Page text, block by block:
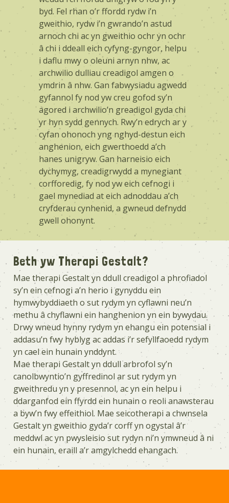
byd. Fel rhan o’r ffordd rydw i’n
gweithio, rydw i’n gwrando’n astud
arnoch chi ac yn gweithio ochr yn ochr
â chi i ddeall eich cyfyng-gyngor, helpu
i daflu mwy o oleuni arnyn nhw, ac
archwilio dulliau creadigol amgen o
ymdrin â nhw. Gan fabwysiadu agwedd
gyfannol fy nod yw creu gofod sy’n
agored i archwilio’n greadigol gyda chi
yr hyn sydd gennych. Rwy’n edrych ar y
cyfan ohonoch yng nghyd-destun eich
anghenion, eich gwerthoedd a’ch
hanes unigryw. Gan harneisio eich
dychymyg, creadigrwydd a mynegiant
corfforedig, fy nod yw eich cefnogi i
gael mynediad at eich adnoddau a’ch
cryfderau cynhenid, a gwneud defnydd
gwell ohonynt.
Beth yw Therapi Gestalt?
Mae therapi Gestalt yn ddull creadigol a phrofiadol
sy’n ein cefnogi a’n herio i gynyddu ein
hymwybyddiaeth o sut rydym yn cyflawni neu’n
methu â chyflawni ein hanghenion yn ein bywydau.
Drwy wneud hynny rydym yn ehangu ein potensial i
addasu’n fwy hyblyg ac addas i’r sefyllfaoedd rydym
yn cael ein hunain ynddynt.
Mae therapi Gestalt yn ddull arbrofol sy’n
canolbwyntio’n gyffredinol ar sut rydym yn
gweithredu yn y presennol, ac yn ein helpu i
ddarganfod ein ffyrdd ein hunain o reoli anawsterau
a byw’n fwy effeithiol. Mae seicotherapi a chwnsela
Gestalt yn gweithio gyda’r corff yn ogystal â’r
meddwl ac yn pwysleisio sut rydyn ni’n ymwneud â ni
ein hunain, eraill a’r amgylchedd ehangach.